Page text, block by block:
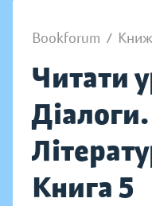
Bookforum /
Читати
Книга 5